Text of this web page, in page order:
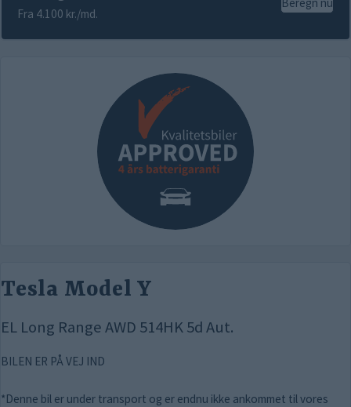
Fra 4.100 kr./md.
Tesla Model Y
EL Long Range AWD 514HK 5d Aut.
BILEN ER PÅ VEJ IND
*Denne bil er under transport og er endnu ikke ankommet til vores